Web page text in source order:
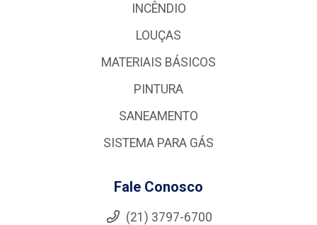
INCÊNDIO
LOUÇAS
MATERIAIS BÁSICOS
PINTURA
SANEAMENTO
SISTEMA PARA GÁS
Fale Conosco
(21) 3797-6700